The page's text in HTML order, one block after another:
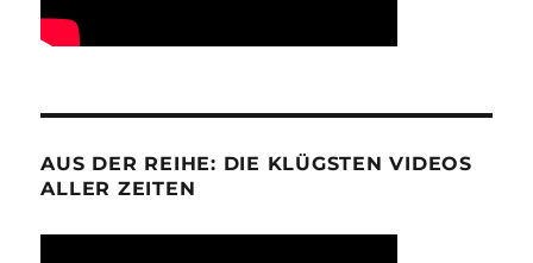
AUS DER REIHE: DIE KLÜGSTEN VIDEOS
ALLER ZEITEN